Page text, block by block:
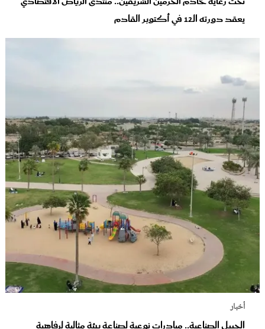
يعقد دورته الـ12 في أكتوبر القادم
أخبار
الجبيل الصناعية.. مبادرات نوعية لصناعة بيئة مثالية لرفاهية